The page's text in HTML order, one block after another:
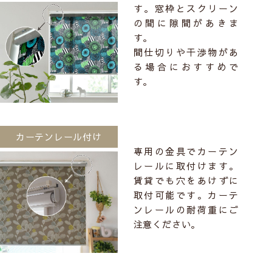
す。窓枠とスクリーン
の間に隙間があきま
す。
間仕切りや干渉物があ
る場合におすすめで
す。
カーテンレール付け
専用の金具でカーテン
レールに取付けます。
賃貸でも穴をあけずに
取付可能です。カーテ
ンレールの耐荷重にご
注意ください。